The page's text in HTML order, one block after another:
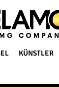
KÜNSTLER